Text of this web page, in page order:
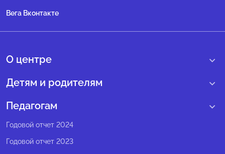
Вега Вконтакте
О центре
О нас
Структура регионального центра
Педагогический состав
Попечительский совет
Детям и родителям
Учебные интенсивные сборы
Педагогам
Программы Веги
Программы Сириус
Годовой отчет 2024
Годовой отчет 2023